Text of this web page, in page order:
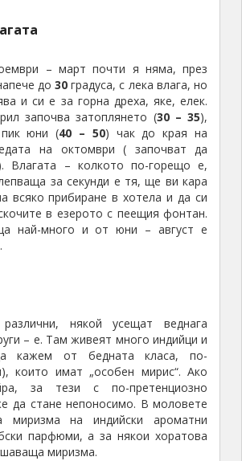
– март почти я няма, през
до 30 градуса, с лека влага, но
и си е за горна дреха, яке, елек.
започва затоплянето (30 – 35),
юни (40 – 50) чак до края на
на октомври ( започват да
Влагата – колкото по-горещо е,
за секунди е тя, ще ви кара
всяко прибиране в хотела и да си
в езерото с пеещия фонтан.
най-много и от юни – август е
някой усещат веднага
– е. Там живеят много индийци и
кажем от бедната класа, по-
които имат „особен мирис“. Ако
за тези с по-претенциозно
да стане непоносимо. В моловете
на индийски ароматни
парфюми, а за някои хоратова
миризма.